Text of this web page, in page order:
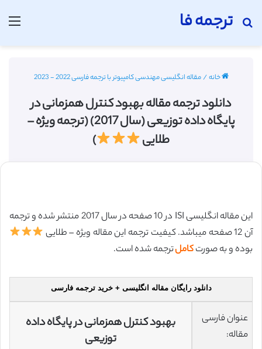
ترجمه فا
جستجو برای
خانه/مقاله انگلیسی مهندسی کامپیوتر با ترجمه فارسی 2022 - 2023
دانلود ترجمه مقاله بهبود کنترل همزمانی در
پایگاه داده توزیعی (سال 2017) (ترجمه ویژه –
طلایی
)
این مقاله انگلیسی ISI در 10 صفحه در سال 2017 منتشر شده و ترجمه
آن 12 صفحه میباشد. کیفیت ترجمه این مقاله ویژه – طلایی
بوده و به صورتکاملترجمه شده است.
دانلود رایگان مقاله انگلیسی + خرید ترجمه فارسی
عنوان فارسی
مقاله:
بهبود کنترل همزمانی در پایگاه داده
توزیعی